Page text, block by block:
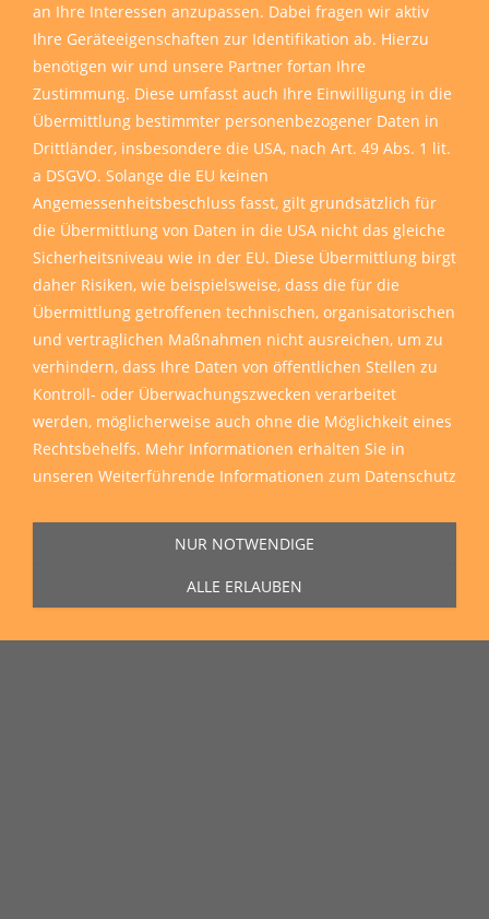
an Ihre Interessen anzupassen. Dabei fragen wir aktiv
Ihre Geräteeigenschaften zur Identifikation ab. Hierzu
benötigen wir und unsere Partner fortan Ihre
Zustimmung. Diese umfasst auch Ihre Einwilligung in die
Übermittlung bestimmter personenbezogener Daten in
Drittländer, insbesondere die USA, nach Art. 49 Abs. 1 lit.
a DSGVO. Solange die EU keinen
Angemessenheitsbeschluss fasst, gilt grundsätzlich für
die Übermittlung von Daten in die USA nicht das gleiche
Sicherheitsniveau wie in der EU. Diese Übermittlung birgt
daher Risiken, wie beispielsweise, dass die für die
Übermittlung getroffenen technischen, organisatorischen
und vertraglichen Maßnahmen nicht ausreichen, um zu
verhindern, dass Ihre Daten von öffentlichen Stellen zu
Kontroll- oder Überwachungszwecken verarbeitet
werden, möglicherweise auch ohne die Möglichkeit eines
Rechtsbehelfs. Mehr Informationen erhalten Sie in
unseren Weiterführende Informationen zum Datenschutz
NUR NOTWENDIGE
ALLE ERLAUBEN